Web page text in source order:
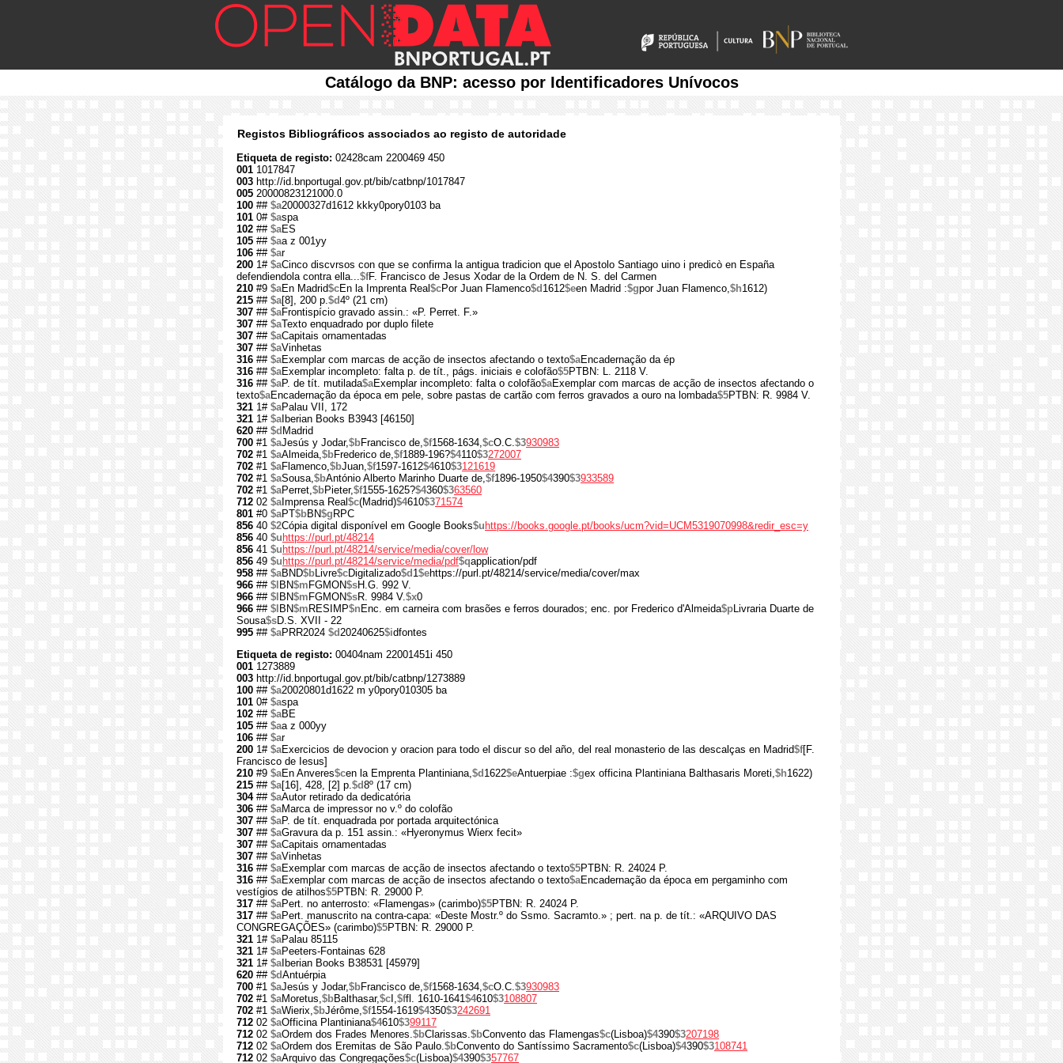
Catálogo da BNP: acesso por Identificadores Unívocos
Registos Bibliográficos associados ao registo de autoridade
Etiqueta de registo: 02428cam 2200469 450
001 1017847
003 http://id.bnportugal.gov.pt/bib/catbnp/1017847
005 20000823121000.0
100 ## $a20000327d1612 kkky0pory0103 ba
101 0# $aspa
102 ## $aES
105 ## $aa z 001yy
106 ## $ar
200 1# $aCinco discvrsos con que se confirma la antigua tradicion que el Apostolo Santiago uino i predicò en España
defendiendola contra ella...$fF. Francisco de Jesus Xodar de la Ordem de N. S. del Carmen
210 #9 $aEn Madrid$cEn la Imprenta Real$cPor Juan Flamenco$d 1612$een Madrid :$gpor Juan Flamenco,$h1612)
215 ## $a[8], 200 p.$d4º (21 cm)
307 ## $aFrontispício gravado assin.: «P. Perret. F.»
307 ## $aTexto enquadrado por duplo filete
307 ## $aCapitais ornamentadas
307 ## $aVinhetas
316 ## $aExemplar com marcas de acção de insectos afectando o texto$aEncadernação da ép
316 ## $aExemplar incompleto: falta p. de tít., págs. iniciais e colofão$5PTBN: L. 2118 V.
316 ## $aP. de tít. mutilada$aExemplar incompleto: falta o colofão$aExemplar com marcas de acção de insectos afectando o
texto$aEncadernação da época em pele, sobre pastas de cartão com ferros gravados a ouro na lombada$5PTBN: R. 9984 V.
321 1# $aPalau VII, 172
321 1# $aIberian Books B3943 [46150]
620 ## $d Madrid
700 #1 $aJesús y Jodar,$bFrancisco de,$f1568-1634,$cO.C.$3930983
702 #1 $aAlmeida,$bFrederico de,$f1889-196?$4110$3272007
702 #1 $aFlamenco,$bJuan,$f1597-1612$4610$3121619
702 #1 $aSousa,$bAntónio Alberto Marinho Duarte de,$f1896-1950$4390$3933589
702 #1 $aPerret,$bPieter,$f1555-1625?$4360$363560
712 02 $aImprensa Real$c(Madrid)$4610$371574
801 #0 $aPT$bBN$g RPC
856 40 $2Cópia digital disponível em Google Books$u https://books.google.pt/books/ucm?vid=UCM5319070998&redir_esc=y
856 40 $u https://purl.pt/48214
856 41 $u https://purl.pt/48214/service/media/cover/low
856 49 $u https://purl.pt/48214/service/media/pdf$qapplication/pdf
958 ## $aBND$bLivre$cDigitalizado$d 1$ehttps://purl.pt/48214/service/media/cover/max
966 ## $l BN$m FGMON$sH.G. 992 V.
966 ## $l BN$m FGMON$sR. 9984 V.$x0
966 ## $l BN$m RESIMP$n Enc. em carneira com brasões e ferros dourados; enc. por Frederico d'Almeida$pLivraria Duarte de
Sousa$sD.S. XVII - 22
995 ## $aPRR2024 $d20240625$idfontes
Etiqueta de registo: 00404nam 22001451i 450
001 1273889
003 http://id.bnportugal.gov.pt/bib/catbnp/1273889
100 ## $a20020801d1622 m y0pory010305 ba
101 0# $aspa
102 ## $aBE
105 ## $aa z 000yy
106 ## $ar
200 1# $aExercicios de devocion y oracion para todo el discur so del año, del real monasterio de las descalças en Madrid$f[F.
Francisco de Iesus]
210 #9 $aEn Anveres$cen la Emprenta Plantiniana,$d 1622$eAntuerpiae :$gex officina Plantiniana Balthasaris Moreti,$h1622)
215 ## $a[16], 428, [2] p.$d8º (17 cm)
304## $aAutor retirado da dedicatória
306 ## $aMarca de impressor no v.º do colofão
307 ## $aP. de tít. enquadrada por portada arquitectónica
307 ## $aGravura da p. 151 assin.: «Hyeronymus Wierx fecit»
307 ## $aCapitais ornamentadas
307 ## $aVinhetas
316 ## $aExemplar com marcas de acção de insectos afectando o texto$5PTBN: R. 24024 P.
316 ## $aExemplar com marcas de acção de insectos afectando o texto$aEncadernação da época em pergaminho com
vestígios de atilhos$5PTBN: R. 29000 P.
317 ## $aPert. no anterrosto: «Flamengas» (carimbo)$5PTBN: R. 24024 P.
317 ## $aPert. manuscrito na contra-capa: «Deste Mostr.º do Ssmo. Sacramto.» ; pert. na p. de tít.: «ARQUIVO DAS
CONGREGAÇÕES» (carimbo)$5PTBN: R. 29000 P.
321 1# $aPalau 85115
321 1# $aPeeters-Fontainas 628
321 1# $aIberian Books B38531 [45979]
620 ## $dAntuérpia
700 #1 $aJesús y Jodar,$bFrancisco de,$f1568-1634,$cO.C.$3930983
702 #1 $aMoretus,$bBalthasar,$c I,$ffl. 1610-1641$4610$3108807
702 #1 $aWierix,$bJérôme,$f1554-1619$4350$3242691
712 02 $aOfficina Plantiniana$4610$399117
712 02 $aOrdem dos Frades Menores.$bClarissas.$bConvento das Flamengas$c(Lisboa)$4390$3207198
712 02 $aOrdem dos Eremitas de São Paulo.$bConvento do Santíssimo Sacramento$c(Lisboa)$4390$3108741
712 02 $aArquivo das Congregações$c(Lisboa)$4390$357767